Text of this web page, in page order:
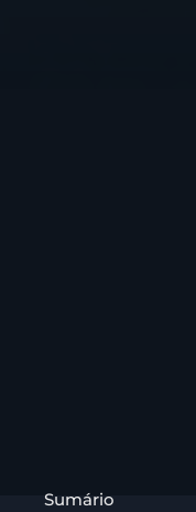
Sumário